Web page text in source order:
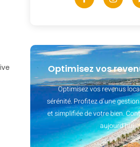
Optimisez vos
Optimisez vos revenus
sérénité. Profitez d’une
et simplifiée de votre bien.
aujourd’hui